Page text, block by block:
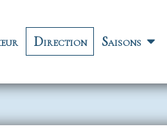
Direction Saisons